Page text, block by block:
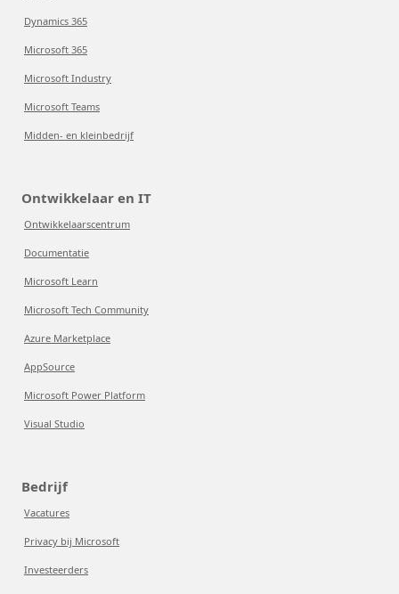
Dynamics 365
Microsoft 365
Microsoft Industry
Microsoft Teams
Midden- en kleinbedrijf
Ontwikkelaar en IT
Ontwikkelaarscentrum
Documentatie
Microsoft Learn
Microsoft Tech Community
Azure Marketplace
AppSource
Microsoft Power Platform
Visual Studio
Bedrijf
Vacatures
Privacy bij Microsoft
Investeerders